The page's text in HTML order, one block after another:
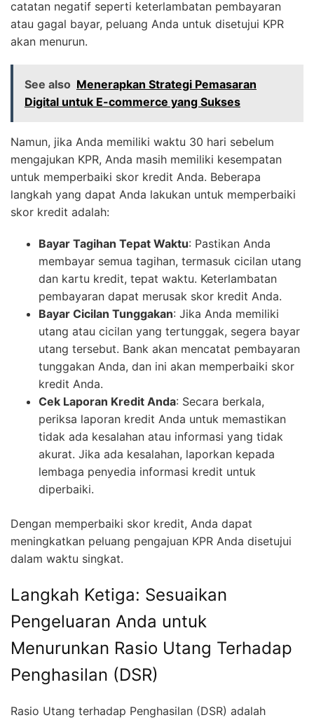
catatan negatif seperti keterlambatan pembayaran
atau gagal bayar, peluang Anda untuk disetujui KPR
akan menurun.
See also Menerapkan Strategi Pemasaran
Digital untuk E-commerce yang Sukses
Namun, jika Anda memiliki waktu 30 hari sebelum
mengajukan KPR, Anda masih memiliki kesempatan
untuk memperbaiki skor kredit Anda. Beberapa
langkah yang dapat Anda lakukan untuk memperbaiki
skor kredit adalah:
Bayar Tagihan Tepat Waktu: Pastikan Anda
membayar semua tagihan, termasuk cicilan utang
dan kartu kredit, tepat waktu. Keterlambatan
pembayaran dapat merusak skor kredit Anda.
Bayar Cicilan Tunggakan: Jika Anda memiliki
utang atau cicilan yang tertunggak, segera bayar
utang tersebut. Bank akan mencatat pembayaran
tunggakan Anda, dan ini akan memperbaiki skor
kredit Anda.
Cek Laporan Kredit Anda: Secara berkala,
periksa laporan kredit Anda untuk memastikan
tidak ada kesalahan atau informasi yang tidak
akurat. Jika ada kesalahan, laporkan kepada
lembaga penyedia informasi kredit untuk
diperbaiki.
Dengan memperbaiki skor kredit, Anda dapat
meningkatkan peluang pengajuan KPR Anda disetujui
dalam waktu singkat.
Langkah Ketiga: Sesuaikan
Pengeluaran Anda untuk
Menurunkan Rasio Utang Terhadap
Penghasilan (DSR)
Rasio Utang terhadap Penghasilan (DSR) adalah